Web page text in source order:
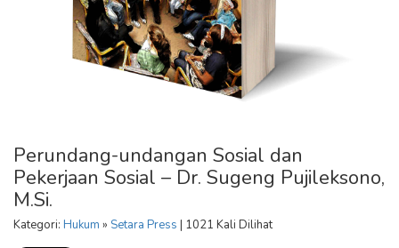
Perundang-undangan Sosial dan
Pekerjaan Sosial – Dr. Sugeng Pujileksono,
M.Si.
Kategori: Hukum » Setara Press | 1021 Kali Dilihat